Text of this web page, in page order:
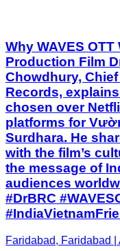
Why WAVES
Production Film
Chowdhury,
Records,
chosen over
platforms for
Surdhara. He
with the film’s
the message of
audiences
#DrBRC
Faridabad, Faridabad |